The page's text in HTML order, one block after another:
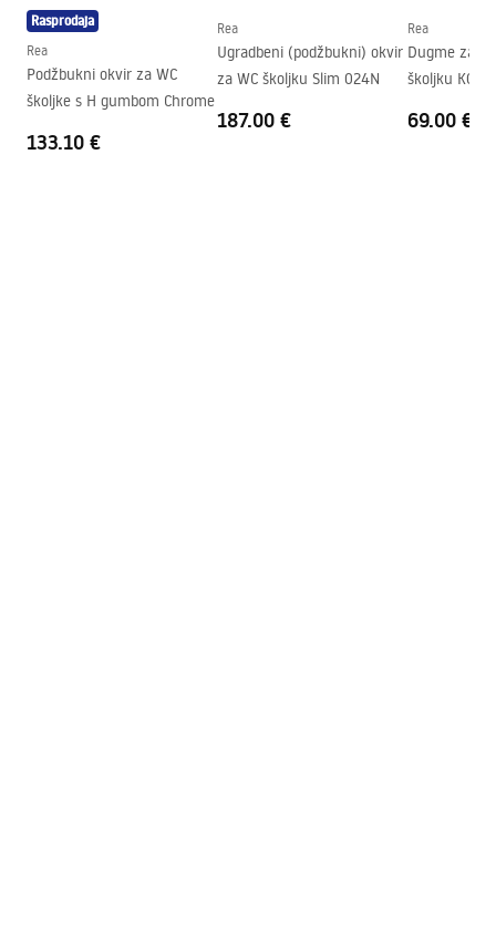
Razmak montažnih vijaka
Daska uključena
Da, u boji WC školjke
Montažne upute
WC.pdf
Rasprodaja
Rea
Podžbukni okvir za WC
školjke s H gumbom Chrome
133.10 €
Rea
Ugradbeni (podžbukni) okvir
za WC školjku Slim 024N
187.00 €
Rea
Dugme za
školjku
69.00 €